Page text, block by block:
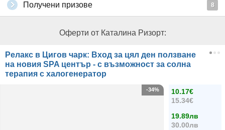
Получени призове 8
Оферти от Каталина Ризорт:
Релакс в Цигов чарк: Вход за цял ден ползване
на новия SPA център - с възможност за солна
терапия с халогенератор
10.17€
15.34€
19.89лв
30.00лв
-34%